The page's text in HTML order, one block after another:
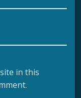
in this